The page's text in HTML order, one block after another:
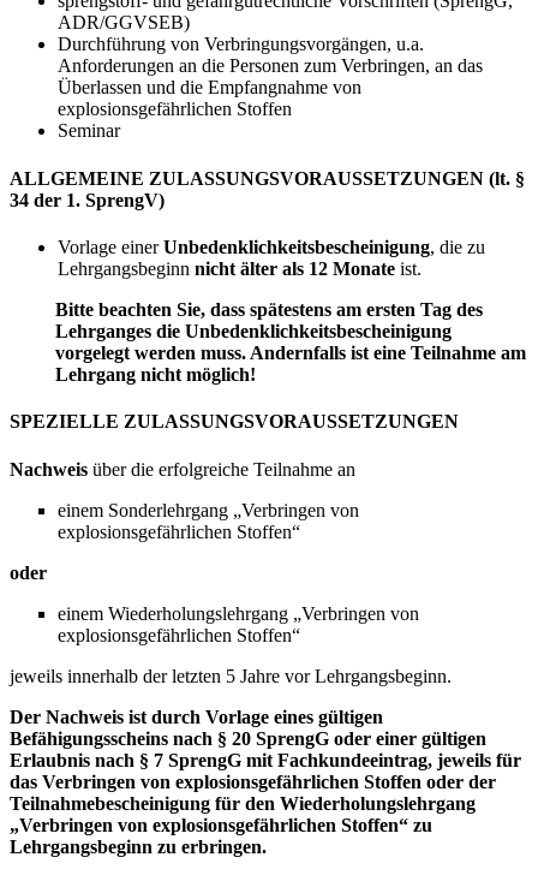
ADR/GGVSEB)
Durchführung von Verbringungsvorgängen, u.a.
Anforderungen an die Personen zum Verbringen, an das
Überlassen und die Empfangnahme von
explosionsgefährlichen Stoffen
Seminar
ALLGEMEINE ZULASSUNGSVORAUSSETZUNGEN (lt. §
34 der 1. SprengV)
Vorlage einerUnbedenklichkeitsbescheinigung, die zu
Lehrgangsbeginn nicht älter als 12 Monate ist.
Bitte beachten Sie, dass spätestens am ersten Tag des
Lehrganges die Unbedenklichkeitsbescheinigung
vorgelegt werden muss. Andernfalls ist eine Teilnahme am
Lehrgang nicht möglich!
SPEZIELLE ZULASSUNGSVORAUSSETZUNGEN
Nachweis über die erfolgreiche Teilnahme an
einem Sonderlehrgang „Verbringen von
explosionsgefährlichen Stoffen“
oder
einem Wiederholungslehrgang „Verbringen von
explosionsgefährlichen Stoffen“
jeweils innerhalb der letzten 5 Jahre vor Lehrgangsbeginn.
Der Nachweis ist durch Vorlage eines gültigen
Befähigungsscheins nach § 20 SprengG oder einer gültigen
Erlaubnis nach § 7 SprengG mit Fachkundeeintrag, jeweils für
das Verbringen von explosionsgefährlichen Stoffen oder der
Teilnahmebescheinigung für den Wiederholungslehrgang
„Verbringen von explosionsgefährlichen Stoffen“ zu
Lehrgangsbeginn zu erbringen.